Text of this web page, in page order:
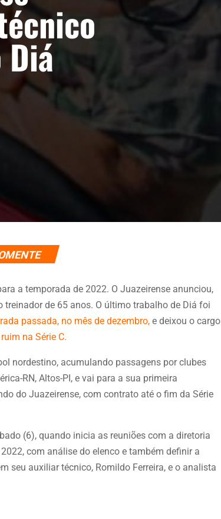
a temporada de 2022. O Juazeirense anunciou,
de 65 anos. O último trabalho de Diá foi
passada, no mês de dezembro, e deixou o cargo
na Série C.
nordestino, acumulando passagens por clubes
RN, Altos-PI, e vai para a sua primeira
do Juazeirense, com contrato até o fim da Série
(6), quando inicia as reuniões com a diretoria
com análise do elenco e também definir a
seu auxiliar técnico, Romildo Ferreira, e o analista